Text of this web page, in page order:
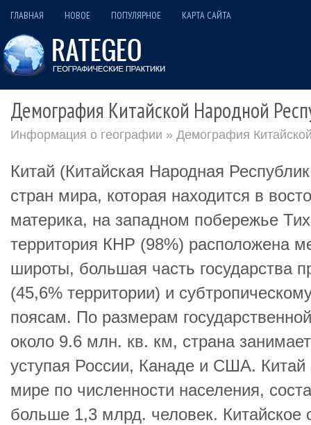
ГЛАВНАЯ НОВОЕ ПОПУЛЯРНОЕ КАРТА САЙТА
Демография Китайской Народной
Информация о географии » Демография
Китай (Китайская Народная
стран мира, которая находится в
материка, на западном побережье
территория КНР (98%) расположена
широты, большая часть государства
(45,6% территории) и
поясам. По размерам
около 9.6 млн. кв. км, страна
уступая России, Канаде и США. Китай
мире по численности населения,
больше 1,3 млрд. человек. Китайское